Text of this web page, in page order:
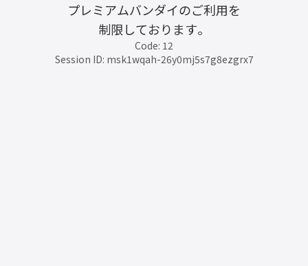
プレミアムバンダイのご利用を
制限しております。
Code: 12
Session ID: msk1wqah-26y0mj5s7g8ezgrx7